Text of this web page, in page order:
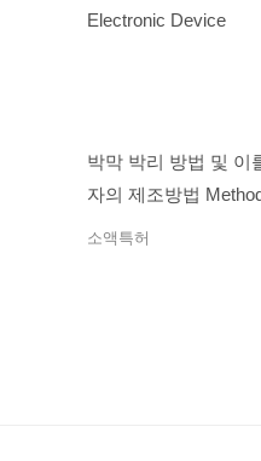
박막 박리 방법 및 이
자의 제조방법
film and Method for
소액특허